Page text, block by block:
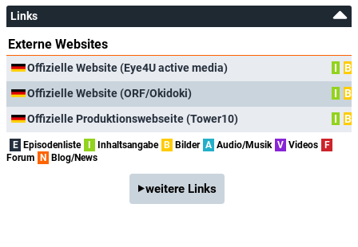
Links
Externe Websites
Offizielle Website (Eye4U active media) I
B
Offizielle Website (ORF/Okidoki)
I
B
Offizielle Produktionswebseite (Tower10)
I B
E Episodenliste I Inhaltsangabe B Bilder A Audio/Musik V Videos F
Forum N Blog/News
weitere Links